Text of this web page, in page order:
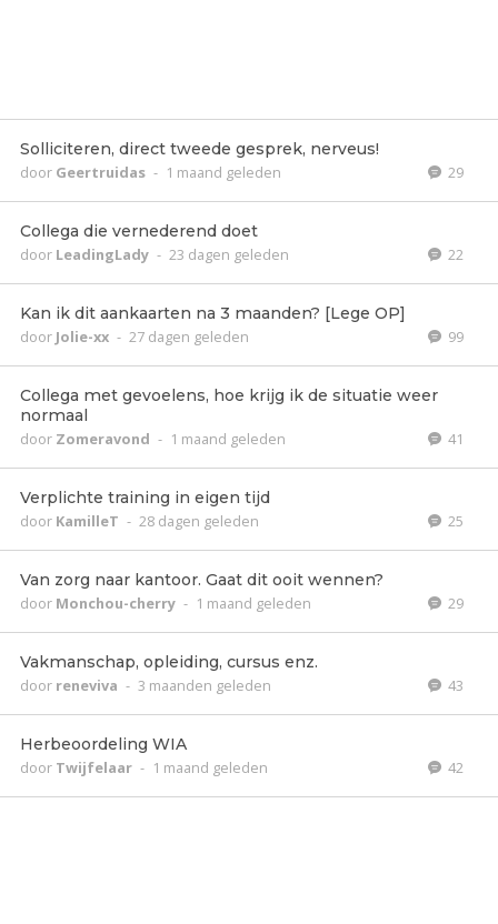
Solliciteren, direct tweede gesprek, nerveus!
door Geertruidas - 1 maand geleden 29
Collega die vernederend doet
door LeadingLady - 23 dagen geleden 22
Kan ik dit aankaarten na 3 maanden? [Lege OP]
door Jolie-xx - 27 dagen geleden 99
Collega met gevoelens, hoe krijg ik de situatie weer
normaal
door Zomeravond - 1 maand geleden 41
Verplichte training in eigen tijd
door KamilleT - 28 dagen geleden 25
Van zorg naar kantoor. Gaat dit ooit wennen?
door Monchou-cherry - 1 maand geleden 29
Vakmanschap, opleiding, cursus enz.
door reneviva - 3 maanden geleden 43
Herbeoordeling WIA
door Twijfelaar - 1 maand geleden 42